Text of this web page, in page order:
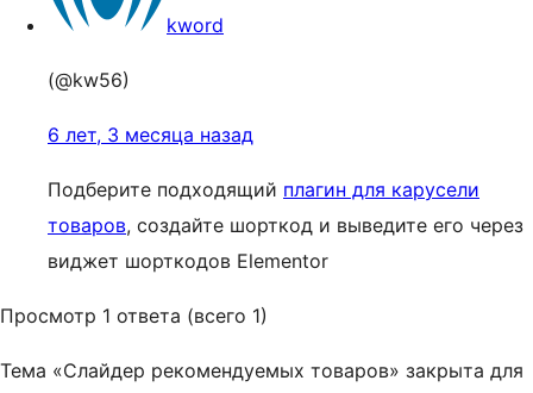
kword
(@kw56)
6 лет, 3 месяца назад
Подберите подходящий плагин для карусели
товаров, создайте шорткод и выведите его через
виджет шорткодов Elementor
Просмотр 1 ответа (всего 1)
Тема «Слайдер рекомендуемых товаров» закрыта для